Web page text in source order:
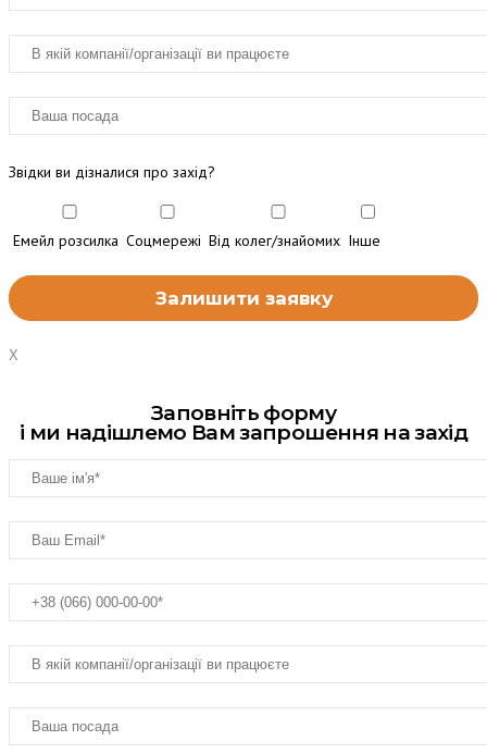
Звідки ви дізналися про захід?
Емейл розсилка Соцмережі Від колег/знайомих Інше
X
Заповніть форму
і ми надішлемо Вам запрошення на захід